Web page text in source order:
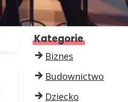
Kategorie
Biznes
Budownictwo
Dziecko